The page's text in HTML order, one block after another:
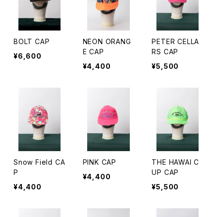
BOLT CAP
¥6,600
NEON ORANG
E CAP
¥4,400
PETER CELLA
RS CAP
¥5,500
Snow Field CA
P
¥4,400
PINK CAP
¥4,400
THE HAWAI C
UP CAP
¥5,500